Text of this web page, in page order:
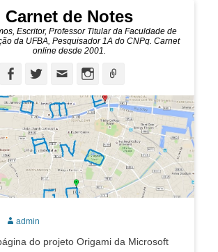
Carnet de Notes
Escritor, Professor Titular da Faculdade de
da UFBA, Pesquisador 1A do CNPq. Carnet
online desde 2001.
FacebookTwitterEmail Instagram
Autor:admin
do projeto Origami da Microsoft